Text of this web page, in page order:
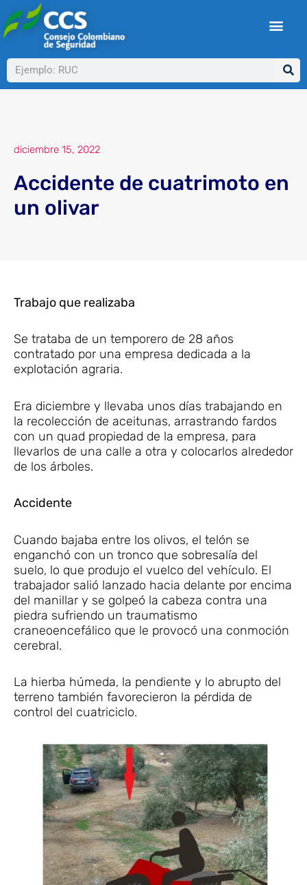
al
contenido
Buscar
diciembre 15, 2022
Accidente de cuatrimoto en
un olivar
Trabajo que realizaba
Se trataba de un temporero de 28 años
contratado por una empresa dedicada a la
explotación agraria.
Era diciembre y llevaba unos días trabajando en
la recolección de aceitunas, arrastrando fardos
con un quad propiedad de la empresa, para
llevarlos de una calle a otra y colocarlos alrededor
de los árboles.
Accidente
Cuando bajaba entre los olivos, el telón se
enganchó con un tronco que sobresalía del
suelo, lo que produjo el vuelco del vehículo. El
trabajador salió lanzado hacia delante por encima
del manillar y se golpeó la cabeza contra una
piedra sufriendo un traumatismo
craneoencefálico que le provocó una conmoción
cerebral.
La hierba húmeda, la pendiente y lo abrupto del
terreno también favorecieron la pérdida de
control del cuatriciclo.